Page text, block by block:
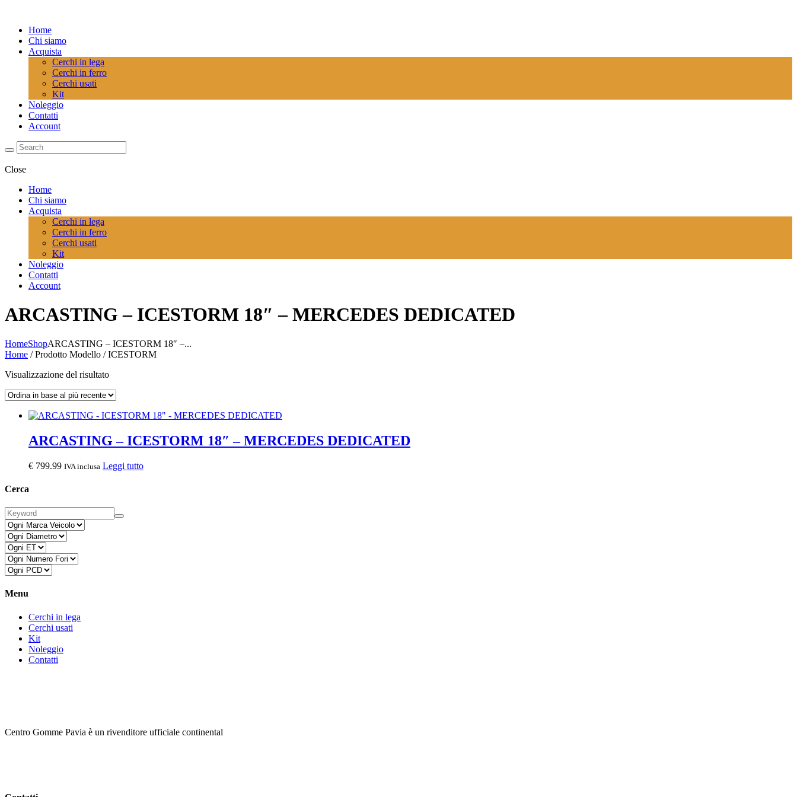
Home
Chi siamo
Acquista
Cerchi in lega
Cerchi in ferro
Cerchi usati
Kit
Noleggio
Contatti
Account
Close
Home
Chi siamo
Acquista
Cerchi in lega
Cerchi in ferro
Cerchi usati
Kit
Noleggio
Contatti
Account
ARCASTING – ICESTORM 18″ – MERCEDES DEDICATED
HomeShopARCASTING – ICESTORM 18″ –...
Home / Prodotto Modello / ICESTORM
Visualizzazione del risultato
ARCASTING – ICESTORM 18″ – MERCEDES DEDICATED
€ 799.99 IVA inclusa Leggi tutto
Cerca
Menu
Cerchi in lega
Cerchi usati
Kit
Noleggio
Contatti
Centro Gomme Pavia è un rivenditore ufficiale continental